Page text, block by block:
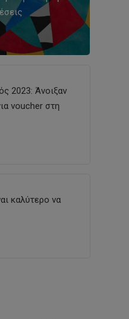
2023: Άνοιξαν
voucher στη
καλύτερο να